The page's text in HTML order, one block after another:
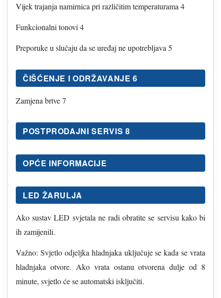
Vijek trajanja namirnica pri različitim temperaturama 4
Funkcionalni tonovi 4
Preporuke u slučaju da se uređaj ne upotrebljava 5
ČIŠĆENJE I ODRŽAVANJE 6
Zamjena brtve 7
POSTPRODAJNI SERVIS 8
OPĆE INFORMACIJE
LED ŽARULJA
Ako sustav LED svjetala ne radi obratite se servisu kako bi
ih zamijenili.
Važno: Svjetlo odjeljka hladnjaka uključuje se kada se vrata
hladnjaka otvore. Ako vrata ostanu otvorena dulje od 8
minute, svjetlo će se automatski isključiti.